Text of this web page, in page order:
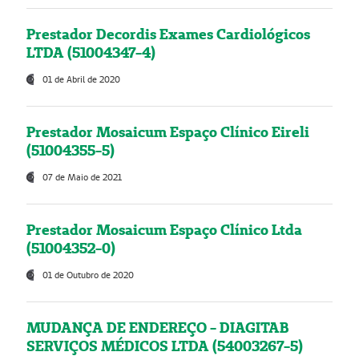
Prestador Decordis Exames Cardiológicos
LTDA (51004347-4)
01 de Abril de 2020
Prestador Mosaicum Espaço Clínico Eireli
(51004355-5)
07 de Maio de 2021
Prestador Mosaicum Espaço Clínico Ltda
(51004352-0)
01 de Outubro de 2020
MUDANÇA DE ENDEREÇO - DIAGITAB
SERVIÇOS MÉDICOS LTDA (54003267-5)